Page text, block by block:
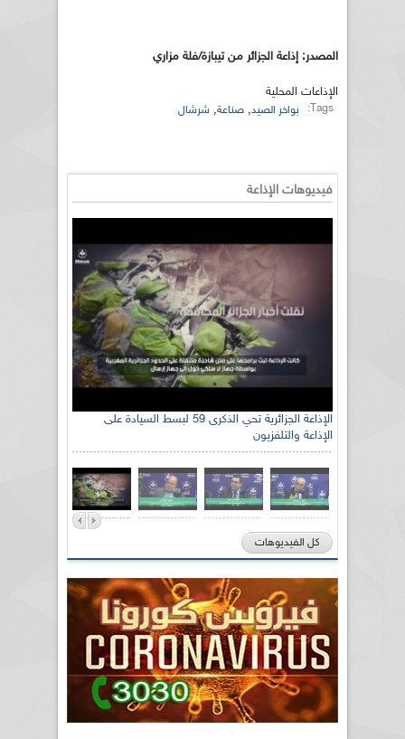
المصدر: إذاعة الجزائر من تيبازة/فلة مزاري
الإذاعات المحلية
Tags: بواخر الصيد, صناعة, شرشال
فيديوهات الإذاعة
الإذاعة الجزائرية تحي الذكرى 59 لبسط السيادة على
الإذاعة والتلفزيون
كل الفيديوهات